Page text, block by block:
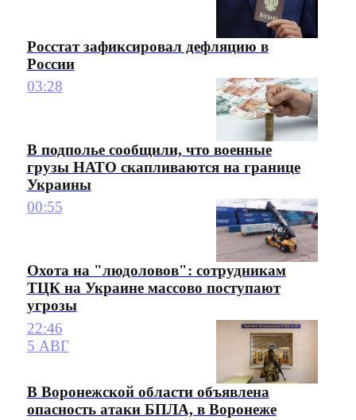
Росстат зафиксировал дефляцию в
России
03:28
В подполье сообщили, что военные
грузы НАТО скапливаются на границе
Украины
00:55
Охота на "людоловов": сотрудникам
ТЦК на Украине массово поступают
угрозы
22:46
5 АВГ
В Воронежской области объявлена
опасность атаки БПЛА, в Воронеже